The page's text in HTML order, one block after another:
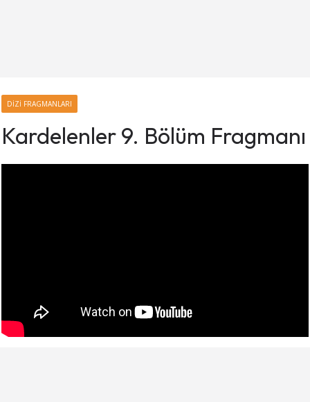
DIZI FRAGMANLARI
Kardelenler 9. Bölüm Fragmanı